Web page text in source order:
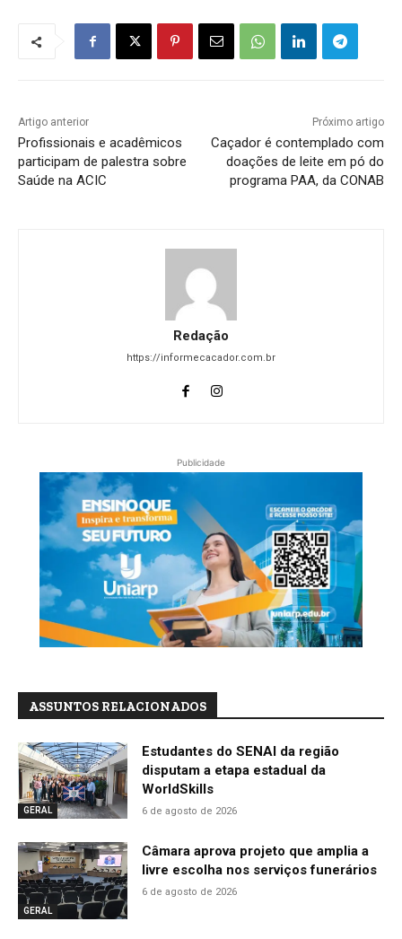
Artigo anterior
Profissionais e acadêmicos
participam de palestra sobre
Saúde na ACIC
Próximo artigo
Caçador é contemplado com
doações de leite em pó do
programa PAA, da CONAB
Redação
https://informecacador.com.br
Publicidade
ASSUNTOS RELACIONADOS
GERAL
Estudantes do SENAI da região
disputam a etapa estadual da
WorldSkills
6 de agosto de 2026
GERAL
Câmara aprova projeto que amplia a
livre escolha nos serviços funerários
6 de agosto de 2026